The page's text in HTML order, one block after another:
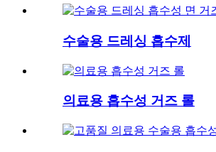
수술용 드레싱 흡수제
의료용 흡수성 거즈 롤